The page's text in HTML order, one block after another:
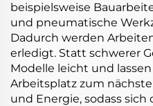
beispielsweise
und pneumatische
Dadurch werden
erledigt. Statt schwerer
Modelle leicht und
Arbeitsplatz zum
und Energie, sodass